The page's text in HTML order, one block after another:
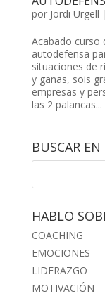
por Jordi Urgell |
Acabado curso
autodefensa
situaciones de
y ganas, sois
empresas y
las 2 palancas...
BUSCAR
HABLO
COACHING
EMOCIONES
LIDERAZGO
MOTIVACIÓN